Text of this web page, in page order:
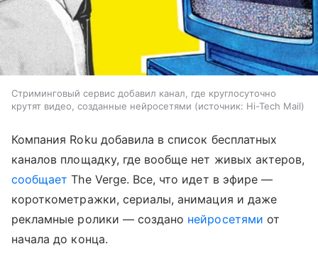
Стриминговый сервис добавил канал, где круглосуточно
крутят видео, созданные нейросетями
источник: Hi-Tech Mail
Компания Roku добавила в список бесплатных
каналов площадку, где вообще нет живых актеров,
сообщает The Verge. Все, что идет в эфире —
короткометражки, сериалы, анимация и даже
рекламные ролики — создано нейросетями от
начала до конца.